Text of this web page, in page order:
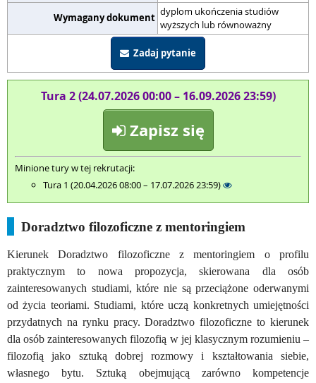
Wymagany dokument dyplom ukończenia studiów
wyższych lub równoważny
Zadaj pytanie
Tura 2 (24.07.2026 00:00 – 16.09.2026 23:59)
Zapisz się
Minione tury w tej rekrutacji:
Tura 1 (20.04.2026 08:00 – 17.07.2026 23:59)
Doradztwo filozoficzne z mentoringiem
Kierunek Doradztwo filozoficzne z mentoringiem o profilu
praktycznym to nowa propozycja, skierowana dla osób
zainteresowanych studiami, które nie są przeciążone oderwanymi
od życia teoriami. Studiami, które uczą konkretnych umiejętności
przydatnych na rynku pracy. Doradztwo filozoficzne to kierunek
dla osób zainteresowanych filozofią w jej klasycznym rozumieniu –
filozofią jako sztuką dobrej rozmowy i kształtowania siebie,
własnego bytu. Sztuką obejmującą zarówno kompetencje